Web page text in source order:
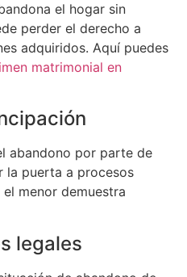
el hogar sin
perder el derecho a
adquiridos. Aquí puedes
matrimonial en
abandono por parte de
la puerta a procesos
el menor demuestra
legales